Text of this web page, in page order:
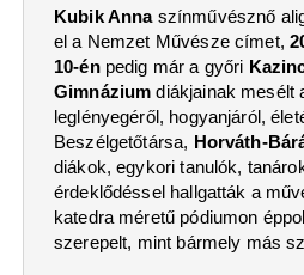
Kubik Anna színművésznő
el a Nemzet Művésze címet,
10-énpedig már a győri
Gimnázium diákjainak mesélt
leglényegéről, hogyanjáról,
Beszélgetőtársa, Horváth-
diákok, egykori tanulók,
érdeklődéssel hallgatták a
katedra méretű pódiumon
szerepelt, mint bármely más